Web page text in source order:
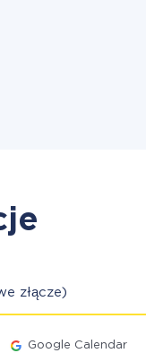
złącze)
Google Calendar